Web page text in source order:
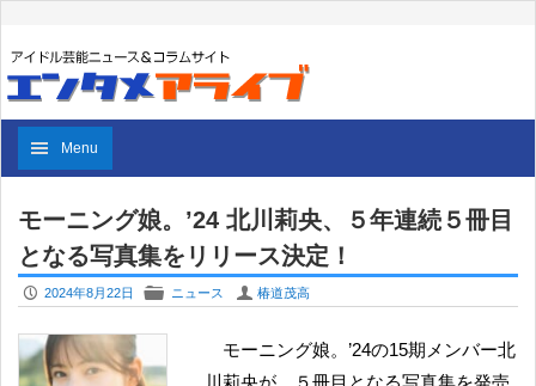
Menu
モーニング娘。’24 北川莉央、５年連続５冊目
となる写真集をリリース決定！
P 2024年8月22日 F ニュース U 椿道茂高
モーニング娘。’24の15期メンバー北